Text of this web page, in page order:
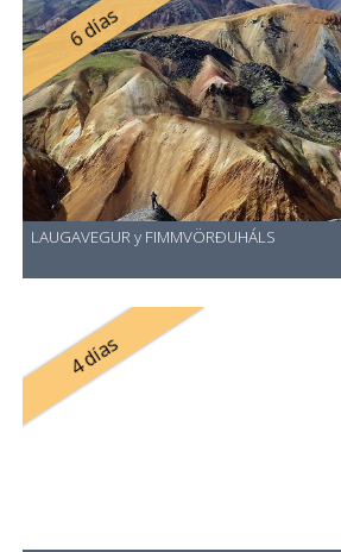
6 días
LAUGAVEGUR y FIMMVÖRÐUHÁLS
4 días